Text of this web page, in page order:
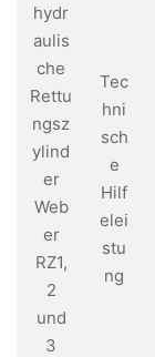
hydr
aulis
che
Rettu
ngsz
ylind
er
Web
er
RZ1,
2
und
3
Tec
hni
sch
e
Hilf
elei
stu
ng